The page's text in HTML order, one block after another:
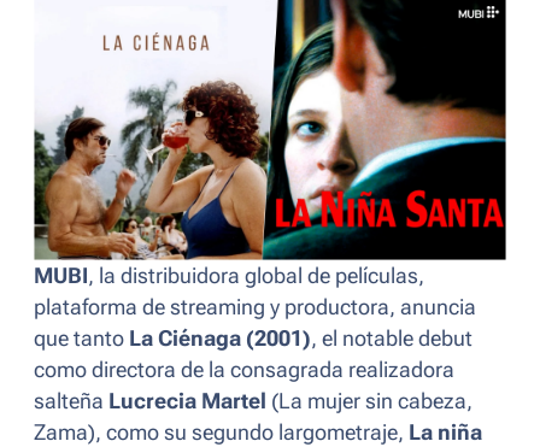
MUBI, la distribuidora global de películas,
plataforma de streaming y productora, anuncia
que tanto La Ciénaga (2001), el notable debut
como directora de la consagrada realizadora
salteña Lucrecia Martel (La mujer sin cabeza,
Zama), como su segundo largometraje, La niña